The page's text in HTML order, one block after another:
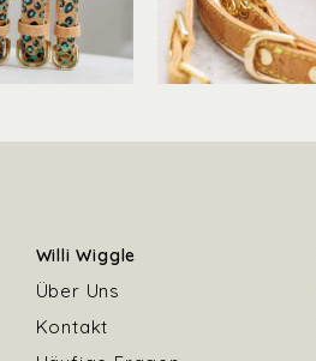
Willi Wiggle
Über Uns
Kontakt